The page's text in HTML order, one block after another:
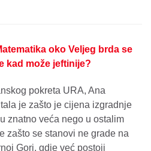
oko Veljeg brda se
kad može jeftinije?
pokreta URA, Ana
je zašto je cijena izgradnje
znatno veća nego u ostalim
zašto se stanovi ne grade na
Gori, gdje već postoji